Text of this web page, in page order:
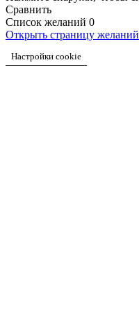
Сравнить
Список желаний 0
Открыть страницу желаний
Настройки cookie